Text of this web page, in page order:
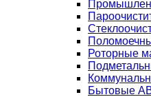
Роторные
Бытовые